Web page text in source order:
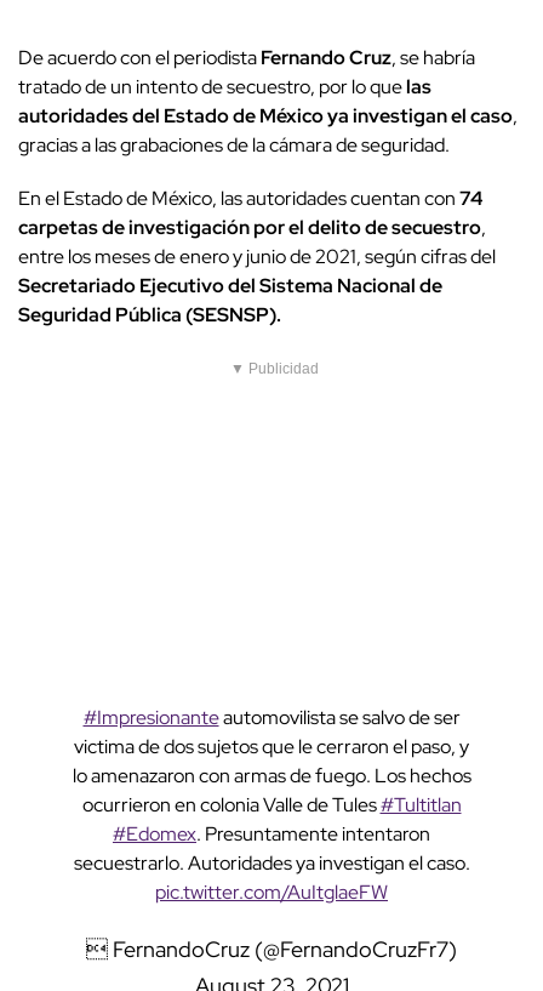
De acuerdo con el periodistaFernando Cruz, se habría
tratado de un intento de secuestro, por lo quelas
autoridades del Estado de México ya investigan el caso,
gracias a las grabaciones de la cámara de seguridad.
En el Estado de México, las autoridades cuentan con74
carpetas de investigación por el delito de secuestro,
entre los meses de enero y junio de 2021, según cifras del
Secretariado Ejecutivo del Sistema Nacional de
Seguridad Pública (SESNSP).
▼ Publicidad
#Impresionanteautomovilista se salvo de ser
victima de dos sujetos que le cerraron el paso, y
lo amenazaron con armas de fuego. Los hechos
ocurrieron en colonia Valle de Tules#Tultitlan
#Edomex. Presuntamente intentaron
secuestrarlo. Autoridades ya investigan el caso.
pic.twitter.com/AuItglaeFW
 FernandoCruz (@FernandoCruzFr7)